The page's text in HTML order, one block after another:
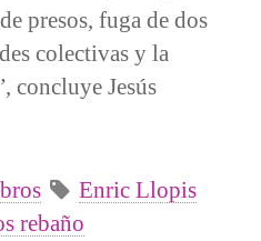
presos, fuga de dos
colectivas y la
concluye Jesús
Enric Llopis
rebaño